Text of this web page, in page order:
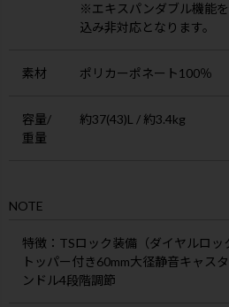
※エキスパンダブル機能
込み非対応となります。
素材 ポリカーポネート100％
容量/
重量
約37(43)L / 約3.4kg
NOTE
特徴 ：TSロック装備（ダイヤルロ
トッパー付き60mm大径静音キャス
ンドル4段階調節